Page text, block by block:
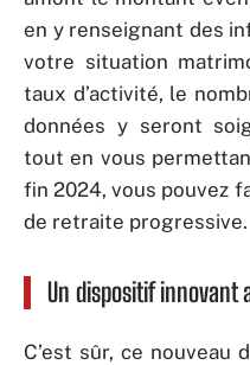
en y renseignant des
votre situation
taux d’activité, le
données y seront
tout en vous
fin 2024, vous pouvez
de retraite progressive.
Un dispositif innovant
C’est sûr, ce nouveau